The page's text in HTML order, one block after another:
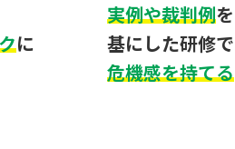
に
実例や裁判例を
基にした研修で
危機感を持てる